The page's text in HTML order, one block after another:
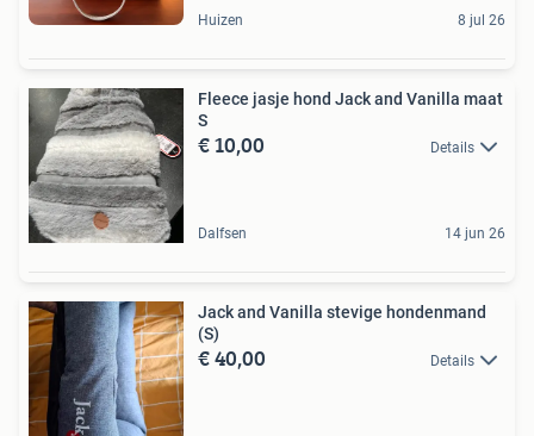
Huizen 8 jul 26
Fleece jasje hond Jack and Vanilla maat
S
€ 10,00 Details
Dalfsen 14 jun 26
Jack and Vanilla stevige hondenmand
(S)
€ 40,00 Details